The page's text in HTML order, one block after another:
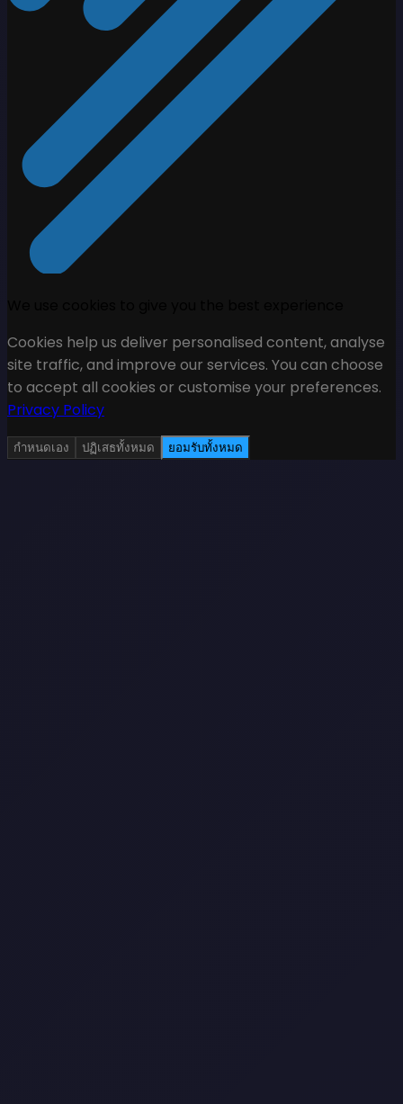
Cookies help us deliver personalised content, analyse
site traffic, and improve our services. You can choose
to accept all cookies or customise your preferences.
Privacy Policy
กำหนดเอง ปฏิเสธทั้งหมด ยอมรับทั้งหมด